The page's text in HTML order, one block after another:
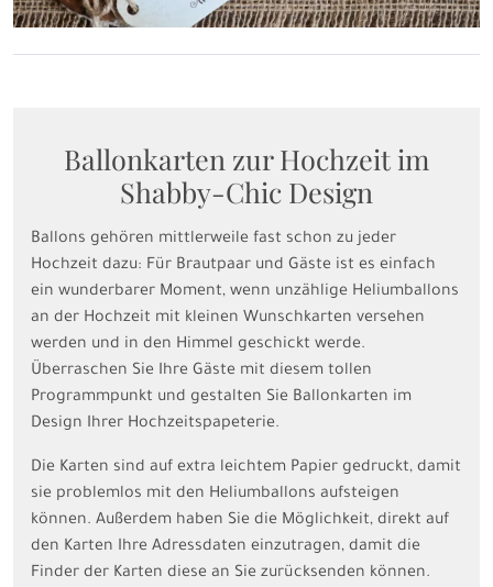
Ballonkarten zur Hochzeit im
Shabby-Chic Design
Ballons gehören mittlerweile fast schon zu jeder
Hochzeit dazu: Für Brautpaar und Gäste ist es einfach
ein wunderbarer Moment, wenn unzählige Heliumballons
an der Hochzeit mit kleinen Wunschkarten versehen
werden und in den Himmel geschickt werde.
Überraschen Sie Ihre Gäste mit diesem tollen
Programmpunkt und gestalten Sie Ballonkarten im
Design Ihrer Hochzeitspapeterie.
Die Karten sind auf extra leichtem Papier gedruckt, damit
sie problemlos mit den Heliumballons aufsteigen
können. Außerdem haben Sie die Möglichkeit, direkt auf
den Karten Ihre Adressdaten einzutragen, damit die
Finder der Karten diese an Sie zurücksenden können.